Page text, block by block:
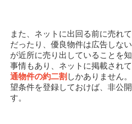
また、ネットに出回る前に売れ
だったり、優良物件は広告しな
が近所に売り出していることを
事情もあり、ネットに掲載され
通物件の約二割 しかありません
望条件を登録しておけば、非公
す。